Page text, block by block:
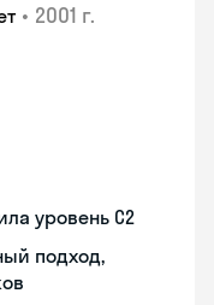
• 2001 г.
уровень С2
подход,